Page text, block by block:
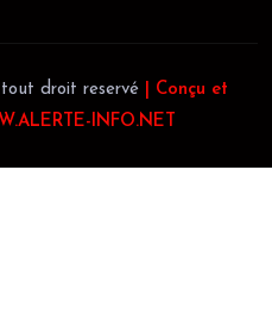
tout droit reservé
| Conçu et
INFO.NET